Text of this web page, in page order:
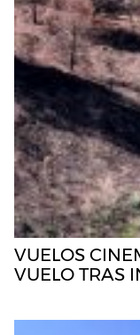
VUELOS
VUELO TRAS